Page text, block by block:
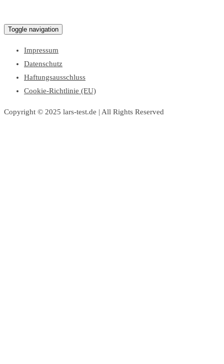
Toggle navigation
Impressum
Datenschutz
Haftungsausschluss
Cookie-Richtlinie (EU)
Copyright © 2025 lars-test.de | All Rights Reserved